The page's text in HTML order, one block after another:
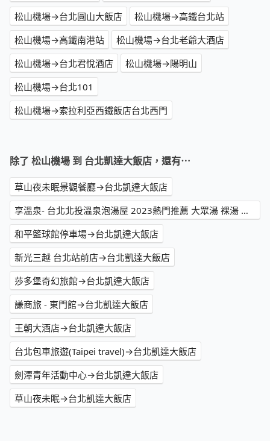
松山機場→台北圓山大飯店
松山機場→高鐵台北站
松山機場→高鐵南港站
松山機場→台北老爺大酒店
松山機場→台北君悅酒店
松山機場→陽明山
松山機場→台北101
松山機場→索拉利亞西鐵飯店台北西門
除了 松山機場 到 台北凱達大飯店，還有⋯
草山夜未眠景觀餐廳→台北凱達大飯店
享溫泉- 台北北投溫泉泡湯屋 2023熱門推薦 大眾湯 裸湯 個人湯屋 白磺溫泉 渡假好評訂房 PTT→台北凱達大飯店
和平籃球館停車場→台北凱達大飯店
新光三越 台北站前店→台北凱達大飯店
莎多堡奇幻旅館→台北凱達大飯店
謙商旅 - 東門館→台北凱達大飯店
王朝大酒店→台北凱達大飯店
台北包車旅遊(Taipei travel)→台北凱達大飯店
劍潭青年活動中心→台北凱達大飯店
草山夜未眠→台北凱達大飯店